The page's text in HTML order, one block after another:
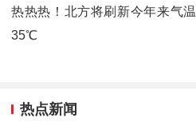
热热热！北方将刷新今年来气
35℃
热点新闻